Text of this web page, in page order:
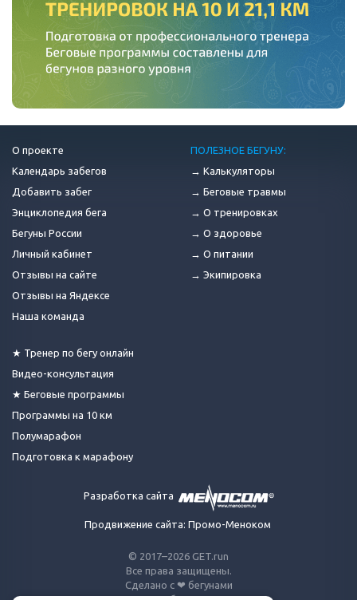
© 2017–2026 GET.run
Все права защищены.
Сделано с ❤ бегунами
О проекте
Календарь забегов
Добавить забег
Энциклопедия бега
Бегуны России
Личный кабинет
Отзывы на сайте
Отзывы на Яндексе
Наша команда
★ Тренер по бегу онлайн
Видео-консультация
★ Беговые программы
Программы на 10 км
Полумарафон
Подготовка к марафону
ПОЛЕЗНОЕ БЕГУНУ:
→ Калькуляторы
→ Беговые травмы
→ О тренировках
→ О здоровье
→ О питании
→ Экипировка
Разработка сайта
Продвижение сайта: Промо-Меноком